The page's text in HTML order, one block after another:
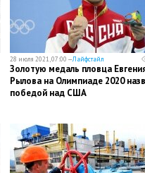
28 июля 2021, 07:00 —Лайфстайл
Золотую медаль пловца
Рылова на Олимпиаде 2020
победой над США